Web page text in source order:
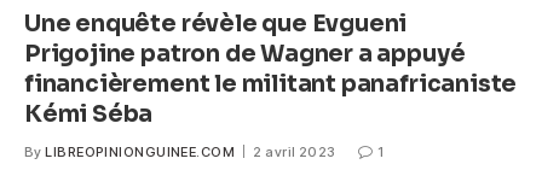
Une enquête révèle que Evgueni
Prigojine patron de Wagner a appuyé
financièrement le militant panafricaniste
Kémi Séba
By LIBREOPINIONGUINEE.COM 2 avril 2023 1